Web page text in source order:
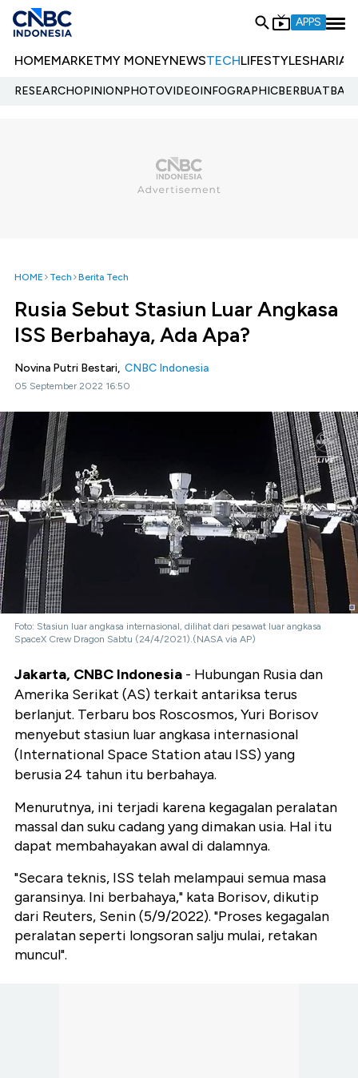
APPS
HOMEMARKETMY MONEYNEWSTECHLIFESTYLESHARIA
RESEARCHOPINIONPHOTOVIDEOINFOGRAPHIC
HOME Tech Berita Tech
Rusia Sebut Stasiun Luar Angkasa
ISS Berbahaya, Ada Apa?
Novina Putri Bestari, CNBC Indonesia
05 September 2022 16:50
Foto: Stasiun luar angkasa internasional, dilihat dari pesawat luar angkasa
SpaceX Crew Dragon Sabtu (24/4/2021).(NASA via AP)
Jakarta, CNBC Indonesia - Hubungan Rusia dan
Amerika Serikat (AS) terkait antariksa terus
berlanjut. Terbaru bos Roscosmos, Yuri Borisov
menyebut stasiun luar angkasa internasional
(International Space Station atau ISS) yang
berusia 24 tahun itu berbahaya.
Menurutnya, ini terjadi karena kegagalan peralatan
massal dan suku cadang yang dimakan usia. Hal itu
dapat membahayakan awal di dalamnya.
"Secara teknis, ISS telah melampaui semua masa
garansinya. Ini berbahaya," kata Borisov, dikutip
dari Reuters, Senin (5/9/2022). "Proses kegagalan
peralatan seperti longsoran salju mulai, retakan
muncul".